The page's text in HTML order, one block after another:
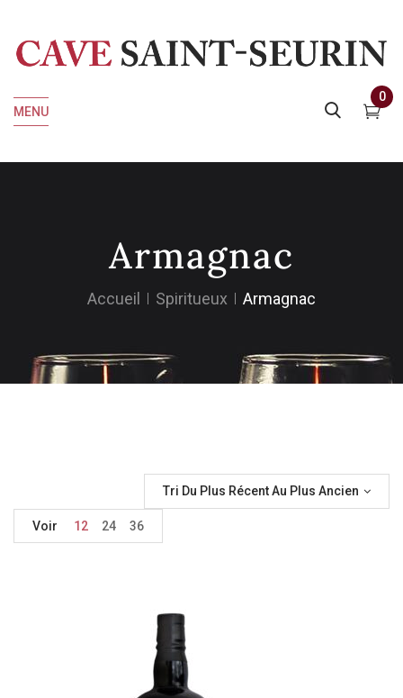
MENU
0
Armagnac
Accueil Spiritueux Armagnac
Tri Du Plus Récent Au Plus Ancien
Voir 12 24 36